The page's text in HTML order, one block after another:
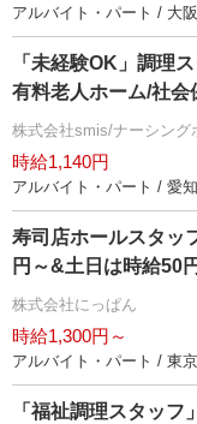
アルバイト・パート / 大
「未経験OK」調理
有料老人ホーム/社会
株式会社smis/ナーシング
時給1,140円
アルバイト・パート / 愛
寿司店ホールスタッ
円～&土日は時給50
株式会社にっぱん
時給1,300円～
アルバイト・パート / 東
「福祉調理スタッ